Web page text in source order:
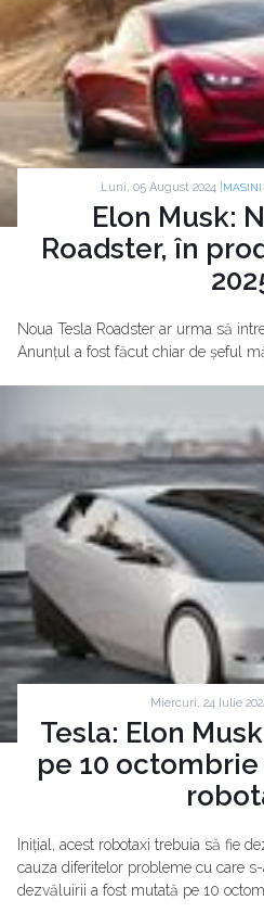
Luni, 05 August 2024 | MASINI
Elon Musk:
Roadster, în
Noua Tesla Roadster ar urma să
Anunțul a fost făcut chiar de șeful
Miercuri, 24 Iulie
Tesla: Elon
pe 10
Inițial, acest robotaxi trebuia să fie
cauza diferitelor probleme cu care
dezvăluirii a fost mutată pe 10